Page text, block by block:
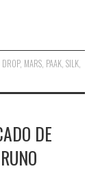
DROP, MARS, PAAK, SILK,
DE